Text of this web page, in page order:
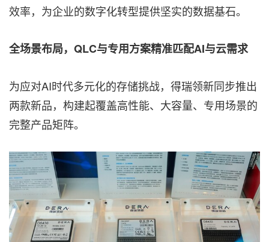
效率，为企业的数字化转型提供坚实的数据基石。
全场景布局，QLC与专用方案精准匹配AI与云需求
为应对AI时代多元化的存储挑战，得瑞领新同步推出
两款新品，构建起覆盖高性能、大容量、专用场景的
完整产品矩阵。